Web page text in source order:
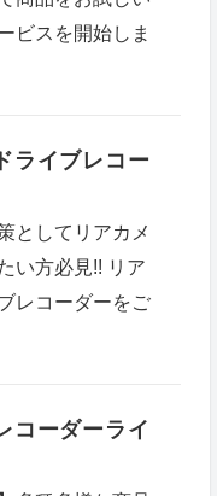
ビスを開始しま
ライブレコー
としてリアカメ
い方必見!! リア
レコーダーをご
コーダーライ